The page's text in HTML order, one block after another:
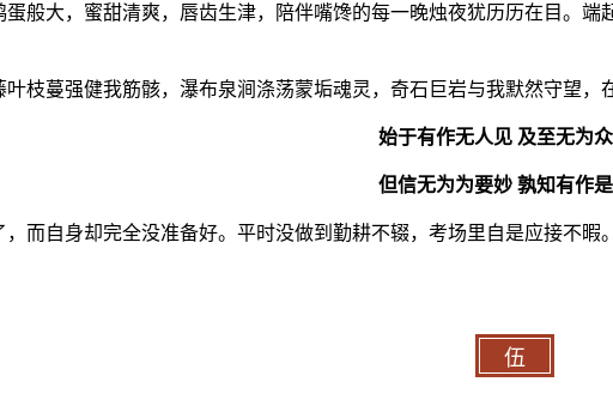
般大，蜜甜清爽，唇齿生津，陪伴嘴馋的每一晚烛夜犹历历在目。
枝蔓强健我筋骸，瀑布泉涧涤荡蒙垢魂灵，奇石巨岩与我默然守望，
始于有作无人见 及至无为
但信无为为要妙 孰知有作
而自身却完全没准备好。平时没做到勤耕不辍，考场里自是应接不
伍